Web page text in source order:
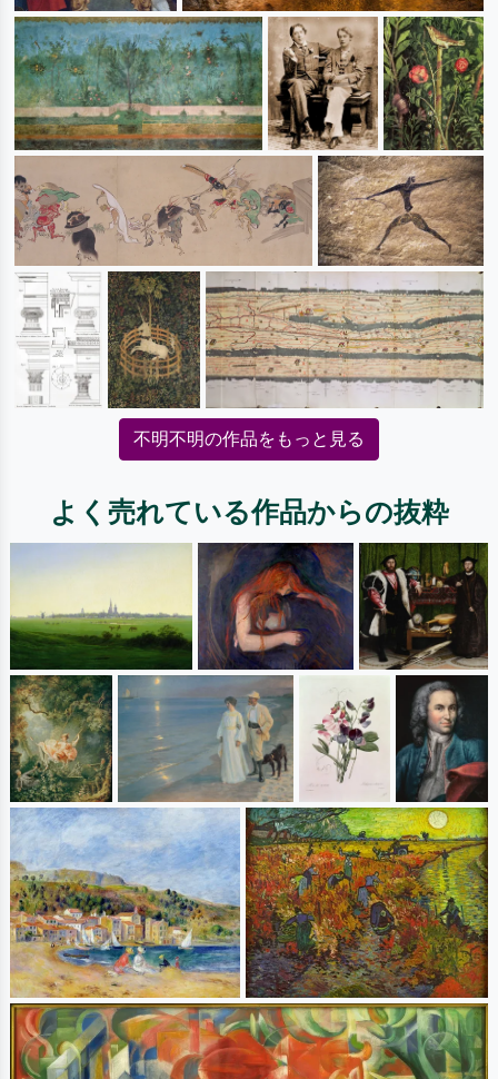
不明不明の作品をもっと見る
よく売れている作品からの抜粋